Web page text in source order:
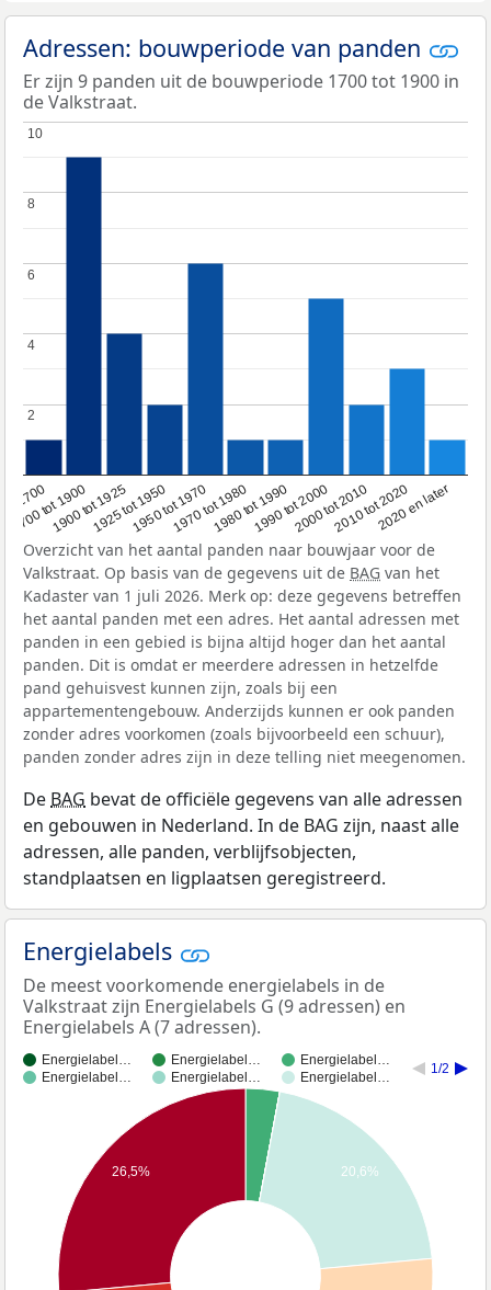
Adressen: bouwperiode van panden
Er zijn 9 panden uit de bouwperiode 1700 tot 1900 in
de Valkstraat.
1700
1700 tot 1900
1900 tot 19251925 tot 19501950 tot 19701970 tot 19801980 tot 19901990 tot 20002000 tot 20102010 tot 20202020 en later
2
2
4
4
6
6
8
8
10
10
Overzicht van het aantal panden naar bouwjaar voor de
Valkstraat. Op basis van de gegevens uit de BAG van het
Kadaster van 1 juli 2026. Merk op: deze gegevens betreffen
het aantal panden met een adres. Het aantal adressen met
panden in een gebied is bijna altijd hoger dan het aantal
panden. Dit is omdat er meerdere adressen in hetzelfde
pand gehuisvest kunnen zijn, zoals bij een
appartementengebouw. Anderzijds kunnen er ook panden
zonder adres voorkomen (zoals bijvoorbeeld een schuur),
panden zonder adres zijn in deze telling niet meegenomen.
De BAG bevat de officiële gegevens van alle adressen
en gebouwen in Nederland. In de BAG zijn, naast alle
adressen, alle panden, verblijfsobjecten,
standplaatsen en ligplaatsen geregistreerd.
Energielabels
De meest voorkomende energielabels in de
Valkstraat zijn Energielabels G (9 adressen) en
Energielabels A (7 adressen).
Energielabel… Energielabel…
Energielabel…
Energielabel…
Energielabel… Energielabel…
1/2
20,6%
26,5%